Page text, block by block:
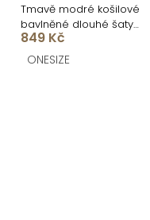
Tmavě modré košilové
bavlněné dlouhé šaty
FLORENTE
849 Kč
ONESIZE